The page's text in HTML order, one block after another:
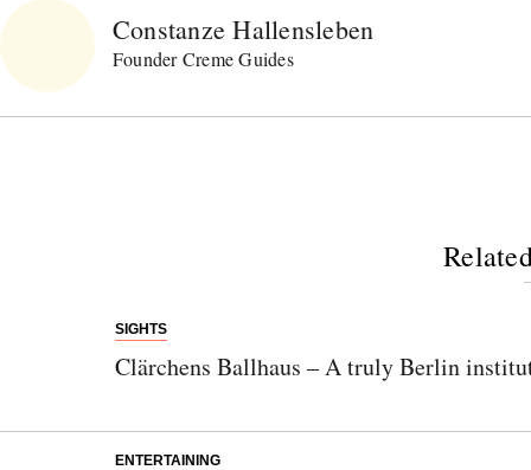
Constanze Hallensleben
Founder Creme Guides
SIGHTS
Clärchens Ballhaus – A truly Berlin
ENTERTAINING